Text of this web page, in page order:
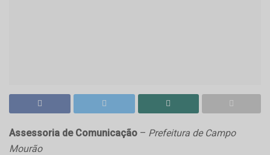
Assessoria de Comunicação – Prefeitura de Campo
Mourão